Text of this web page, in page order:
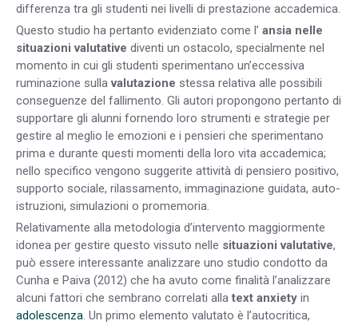
differenza tra gli studenti nei livelli di prestazione accademica.
Questo studio ha pertanto evidenziato come l’ ansia nelle
situazioni valutative diventi un ostacolo, specialmente nel
momento in cui gli studenti sperimentano un’eccessiva
ruminazione sullavalutazione stessa relativa alle possibili
conseguenze del fallimento. Gli autori propongono pertanto di
supportare gli alunni fornendo loro strumenti e strategie per
gestire al meglio le emozioni e i pensieri che sperimentano
prima e durante questi momenti della loro vita accademica;
nello specifico vengono suggerite attività di pensiero positivo,
supporto sociale, rilassamento, immaginazione guidata, auto-
istruzioni, simulazioni o promemoria.
Relativamente alla metodologia d’intervento maggiormente
idonea per gestire questo vissuto nelle situazioni valutative,
può essere interessante analizzare uno studio condotto da
Cunha e Paiva (2012) che ha avuto come finalità l’analizzare
alcuni fattori che sembrano correlati alla text anxiety in
adolescenza. Un primo elemento valutato è l’autocritica,